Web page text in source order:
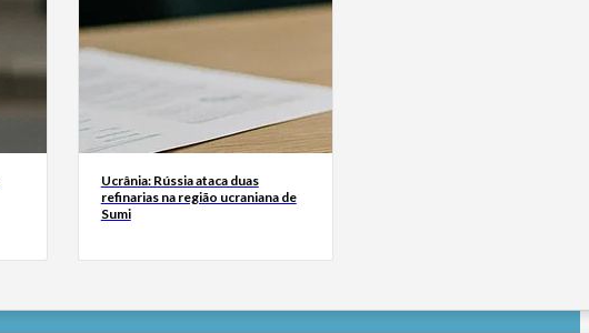
Ucrânia: Rússia ataca duas
refinarias na região ucraniana de
Sumi